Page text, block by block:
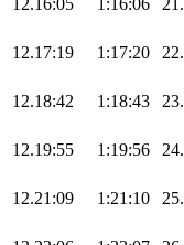
12.16:05 1:16:06 21.
12.17:19 1:17:20 22.
12.18:42 1:18:43 23.
12.19:55 1:19:56 24.
12.21:09 1:21:10 25.